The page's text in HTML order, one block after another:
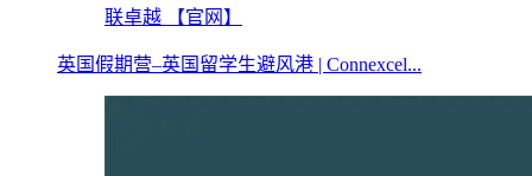
联卓越 【官网】
英国假期营–英国留学生避风港 | Connexcel...